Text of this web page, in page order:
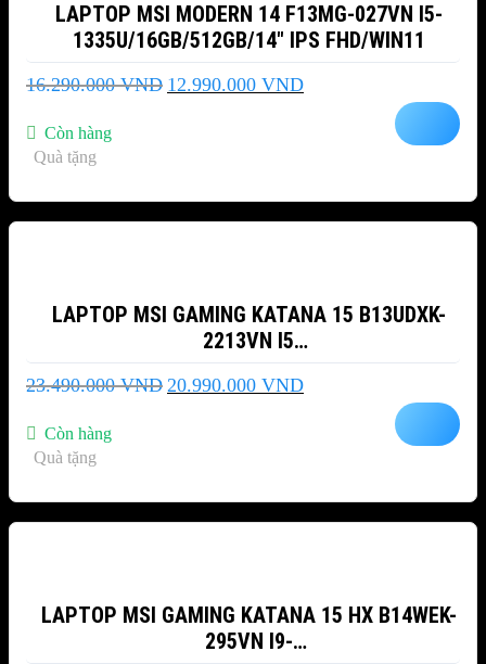
LAPTOP MSI MODERN 14 F13MG-027VN I5-
1335U/16GB/512GB/14″ IPS FHD/WIN11
16.290.000VND Giá
12.990.000 VNDGiá
Còn hàng
Quà tặng
LAPTOP MSI GAMING KATANA 15 B13UDXK-
2213VN I5
13500H/16GB/1TB/15.6″FHD/RTX3050
6GB/WIN11
23.490.000VND Giá
20.990.000 VNDGiá
Còn hàng
Quà tặng
LAPTOP MSI GAMING KATANA 15 HX B14WEK-
295VN I9-